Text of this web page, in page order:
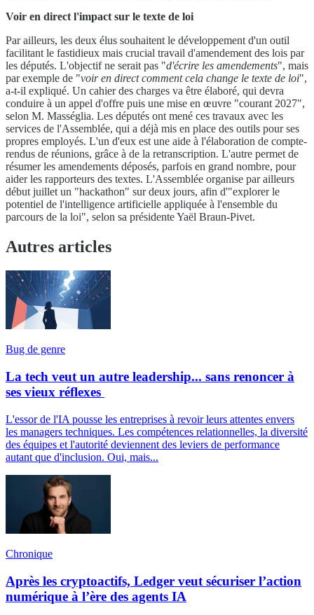
Voir en direct l'impact sur le texte de loi
Par ailleurs, les deux élus souhaitent le développement d'un outil
facilitant le fastidieux mais crucial travail d'amendement des lois par
les députés. L'objectif ne serait pas "d'écrire les amendements", mais
par exemple de "voir en direct comment cela change le texte de loi",
a-t-il expliqué. Un cahier des charges va être élaboré, qui devra
conduire à un appel d'offre puis une mise en œuvre "courant 2027",
selon M. Masséglia. Les députés ont mené ces travaux avec les
services de l'Assemblée, qui a déjà mis en place des outils pour ses
propres employés. L'un d'eux est une aide à l'élaboration de compte-
rendus de réunions, grâce à de la retranscription. L'autre permet de
résumer les amendements déposés, parfois en grand nombre, pour
aider les rapporteurs des textes. L'Assemblée organise par ailleurs
début juillet un "hackathon" sur deux jours, afin d'"explorer le
potentiel de l'intelligence artificielle appliquée à l'ensemble du
parcours de la loi", selon sa présidente Yaël Braun-Pivet.
Autres articles
Bug de genre
La tech veut un autre leadership... sans renoncer à
ses vieux réflexes
L'essor de l'IA pousse les entreprises à revoir leurs attentes envers
les managers techniques. Les compétences relationnelles, la diversité
des équipes et l'autorité deviennent des leviers de performance
autant que d'inclusion. Oui, mais...
Chronique
Après les cryptoactifs, Ledger veut sécuriser l’action
numérique à l’ère des agents IA